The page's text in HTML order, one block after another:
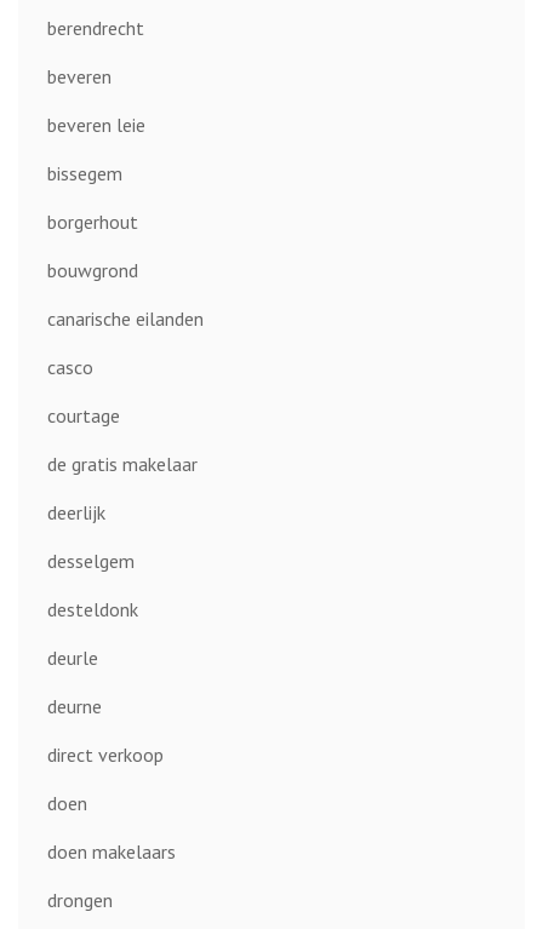
berendrecht
beveren
beveren leie
bissegem
borgerhout
bouwgrond
canarische eilanden
casco
courtage
de gratis makelaar
deerlijk
desselgem
desteldonk
deurle
deurne
direct verkoop
doen
doen makelaars
drongen